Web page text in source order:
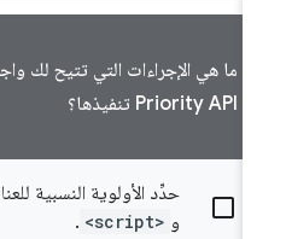
Priority API تنفيذها؟
حدِّد الأولوية النسبية للعناصر
<script>
.